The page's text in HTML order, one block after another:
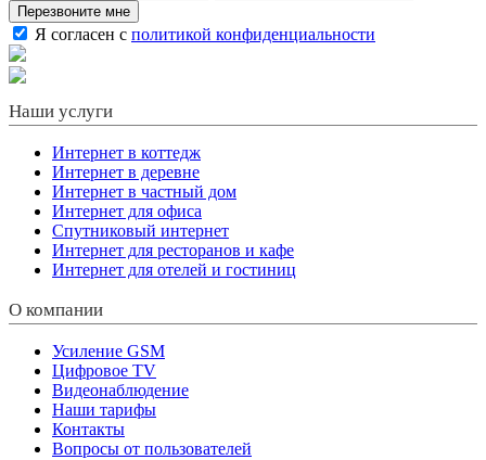
Перезвоните мне
Я согласен с политикой конфиденциальности
Наши услуги
Интернет в коттедж
Интернет в деревне
Интернет в частный дом
Интернет для офиса
Спутниковый интернет
Интернет для ресторанов и кафе
Интернет для отелей и гостиниц
О компании
Усиление GSM
Цифровое TV
Видеонаблюдение
Наши тарифы
Контакты
Вопросы от пользователей